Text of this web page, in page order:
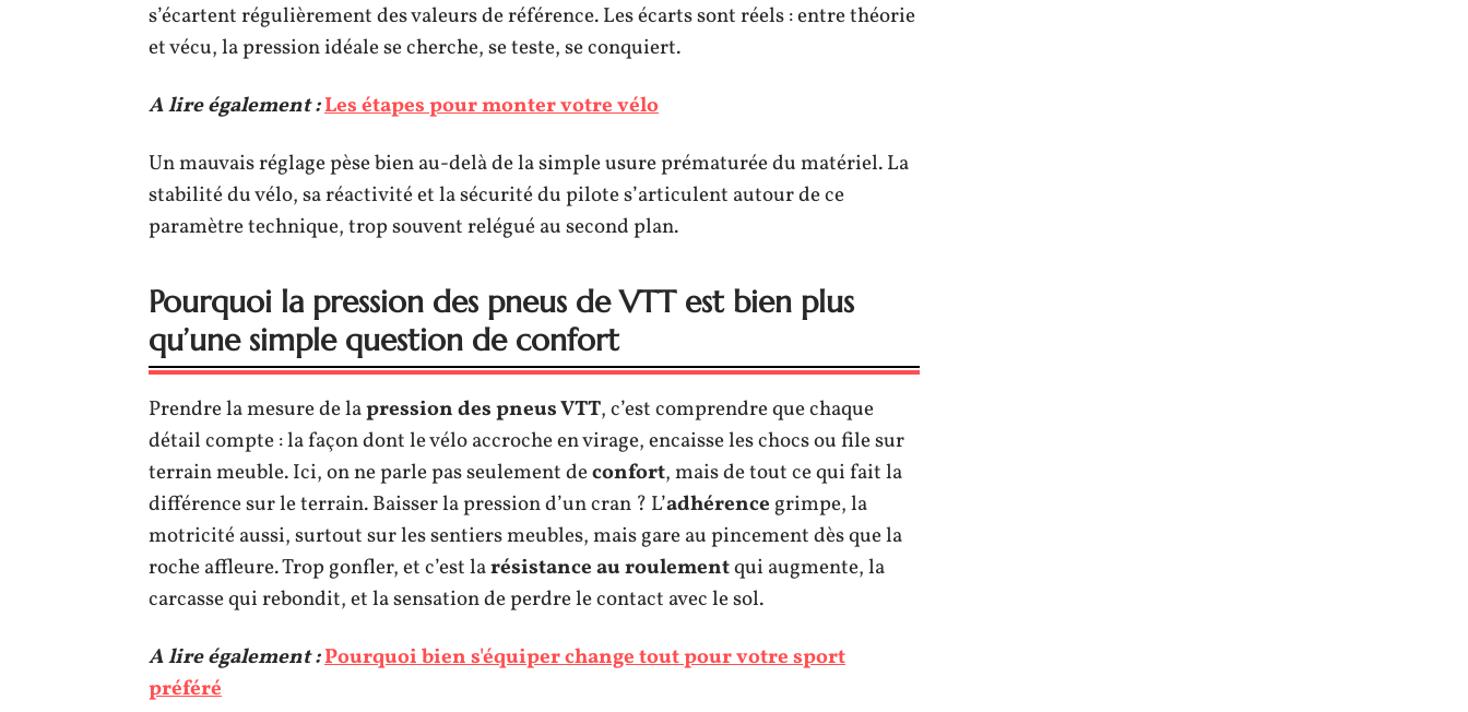
s’écartent régulièrement des valeurs de référence. Les écarts sont réels : entre théorie
et vécu, la pression idéale se cherche, se teste, se conquiert.
A lire également :Les étapes pour monter votre vélo
Un mauvais réglage pèse bien au-delà de la simple usure prématurée du matériel. La
stabilité du vélo, sa réactivité et la sécurité du pilote s’articulent autour de ce
paramètre technique, trop souvent relégué au second plan.
Pourquoi la pression des pneus de VTT est bien plus
qu’une simple question de confort
Prendre la mesure de lapression des pneus VTT, c’est comprendre que chaque
détail compte : la façon dont le vélo accroche en virage, encaisse les chocs ou file sur
terrain meuble. Ici, on ne parle pas seulement deconfort, mais de tout ce qui fait la
différence sur le terrain. Baisser la pression d’un cran ? L’adhérence grimpe, la
motricité aussi, surtout sur les sentiers meubles, mais gare au pincement dès que la
roche affleure. Trop gonfler, et c’est larésistance au roulementqui augmente, la
carcasse qui rebondit, et la sensation de perdre le contact avec le sol.
A lire également :Pourquoi bien s'équiper change tout pour votre sport
préféré